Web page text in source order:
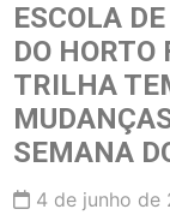
ESCOLA
DO HORTO
TRILHA
SEMANA
4 de junho de